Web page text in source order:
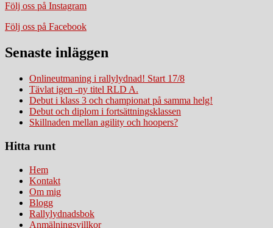
Följ oss på Instagram
Följ oss på Facebook
Senaste inläggen
Onlineutmaning i rallylydnad! Start 17/8
Tävlat igen -ny titel RLD A.
Debut i klass 3 och championat på samma helg!
Debut och diplom i fortsättningsklassen
Skillnaden mellan agility och hoopers?
Hitta runt
Hem
Kontakt
Om mig
Blogg
Rallylydnadsbok
Anmälningsvillkor